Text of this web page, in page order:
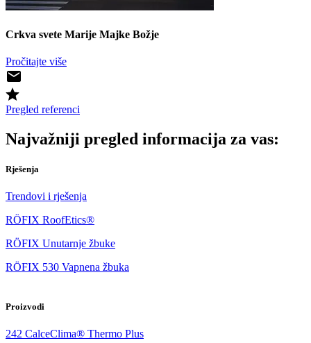
Crkva svete Marije Majke Božje
Pročitajte više
Pregled referenci
Najvažniji pregled informacija za vas:
Rješenja
Trendovi i rješenja
RÖFIX RoofEtics®
RÖFIX Unutarnje žbuke
RÖFIX 530 Vapnena žbuka
Proizvodi
242 CalceClima® Thermo Plus